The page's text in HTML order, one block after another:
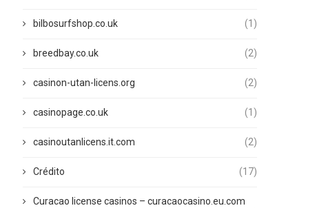
bilbosurfshop.co.uk (1)
breedbay.co.uk (2)
casinon-utan-licens.org (2)
casinopage.co.uk (1)
casinoutanlicens.it.com (2)
Crédito (17)
Curacao license casinos – curacaocasino.eu.com